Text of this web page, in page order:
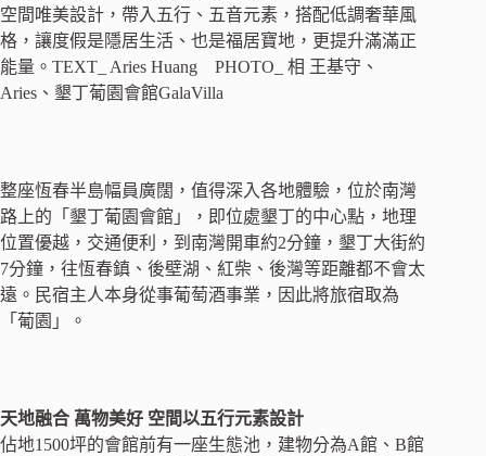
空間唯美設計，帶入五行、五音元素，搭配低調奢華風
格，讓度假是隱居生活、也是福居寶地，更提升滿滿正
能量。TEXT_ Aries Huang PHOTO_ 相 王基守、
Aries、墾丁葡園會館GalaVilla
整座恆春半島幅員廣闊，值得深入各地體驗，位於南灣
路上的「墾丁葡園會館」，即位處墾丁的中心點，地理
位置優越，交通便利，到南灣開車約2分鐘，墾丁大街約
7分鐘，往恆春鎮、後壁湖、紅柴、後灣等距離都不會太
遠。民宿主人本身從事葡萄酒事業，因此將旅宿取為
「葡園」。
天地融合 萬物美好 空間以五行元素設計
佔地1500坪的會館前有一座生態池，建物分為A館、B館